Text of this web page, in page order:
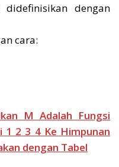
dengan
cara:
M Adalah Fungsi
1 2 3 4 Ke Himpunan
dengan Tabel